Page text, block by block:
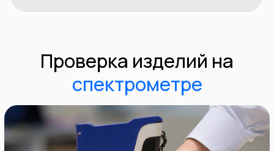
отечественные изделия, имеющие
клеймо или без него.
В нашем центральном офисе есть
профессиональное оборудование для